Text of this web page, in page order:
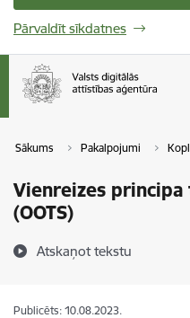
Pārvaldīt sīkdatnes
Sākums Pakalpojumi
Vienreizes
(OOTS)
Atskaņot tekstu
Publicēts: 10.08.2023.